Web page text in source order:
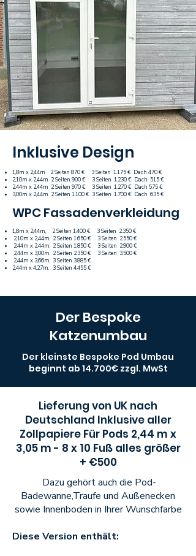
Inklusive Design
1,8m x 2,44m 2 Seiten 870 € 3 Seiten 1.175 € Dach 470 €
2,10m x 2,44m 2 Seiten 900 € 3 Seiten 1.230 € Dach 515 €
2,44m x 2,44m 2 Seiten 970 € 3 Seiten 1.270 € Dach 575 €
3,00m x 2,44m 2 Seiten 1.100 € 3 Seiten 1.700 € Dach 635 €
WPC Fassadenverkleidung
1,8m x 2,44m, 2 Seiten 1.400 € 3 Seiten 2.350 €
2,10m x 2,44m, 2 Seiten 1.650 € 3 Seiten 2.550 €
2,44m x 2,44m, 2 Seiten 1.850 € 3 Seiten 2.900 €
2,44m x 3,00m, 2 Seiten 2.350 € 3 Seiten 3.500 €
2,44m x 3,66m, 3 Seiten 3.885 €
2,44m x 4,27m, 3 Seiten 4.455 €
Der Bespoke
Katzenumbau
Der kleinste Bespoke Pod Umbau
beginnt ab 14.700€ zzgl. MwSt
Lieferung von UK nach
Deutschland Inklusive aller
Zollpapiere Für Pods 2,44 m x
3,05 m - 8 x 10 Fuß alles größer
+ €500
Dazu gehört auch die Pod-
Badewanne,Traufe und Außenecken
sowie Innenboden in Ihrer Wunschfarbe
Diese Version enthält: